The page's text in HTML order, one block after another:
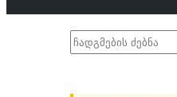
ჩადგმების